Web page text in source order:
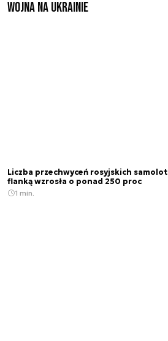
Wojna na Ukrainie
Liczba przechwyceń rosyjskich
flanką wzrosła o ponad 250 proc
1 min.